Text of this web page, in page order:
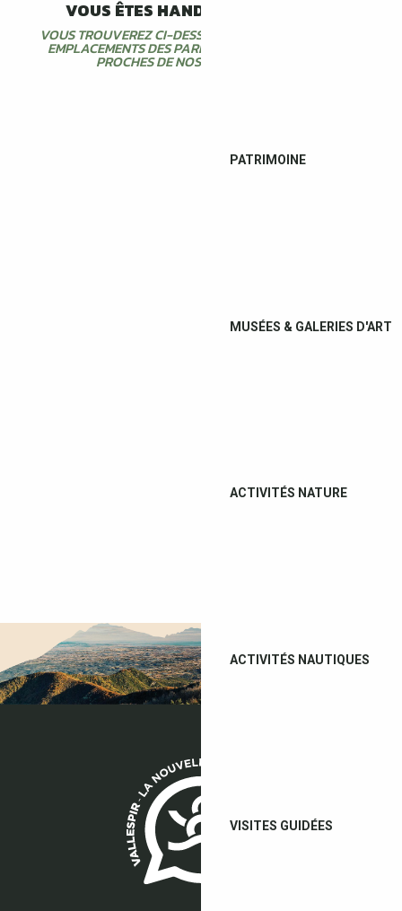
PATRIMOINE
MUSÉES & GALERIES D'ART
ACTIVITÉS NATURE
ACTIVITÉS NAUTIQUES
VISITES GUIDÉES
VOUS ÊTES HANDICAPÉ MOTEUR ?
VOUS TROUVEREZ CI-DESSOUS SUR CETTE CARTE LES
EMPLACEMENTS DES PARKINGS ADAPTÉS LES PLUS
PROCHES DE NOS DEUX ANTENNES